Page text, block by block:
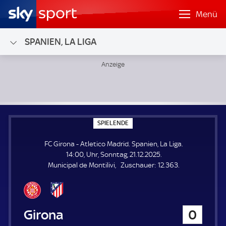
Menü
SPANIEN, LA LIGA
SPIELENDE
P
E
L
E
N
FC Girona - Atletico Madrid. Spanien, La Liga.
14:00, Uhr, Sonntag, 21.12.2025.
Municipal de Montilivi
Zuschauer: Z
12.363.
FC Girona
0